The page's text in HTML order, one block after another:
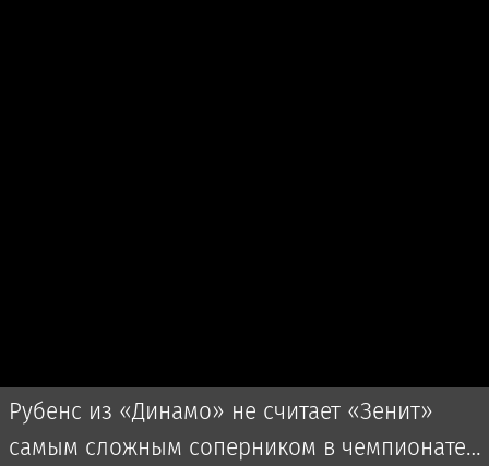
Рубенс из «Динамо» не считает «Зенит»
самым сложным соперником в чемпионате